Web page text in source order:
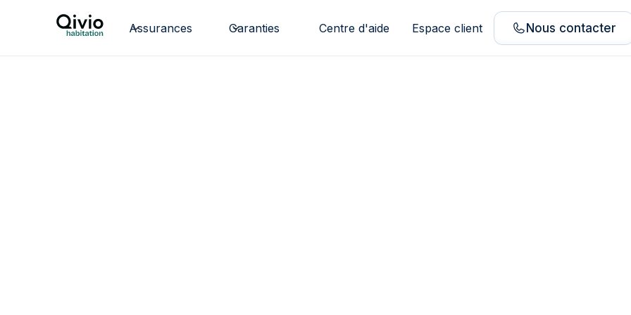
Assurances Garanties Centre d'aide Espace client Nous contacter